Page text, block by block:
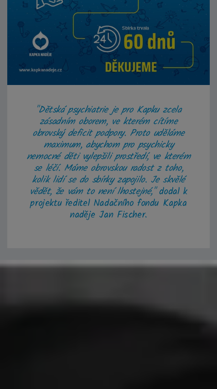
"Dětská psychiatrie je pro Kapku zcela
zásadním oborem, ve kterém cítíme
obrovský deficit podpory. Proto uděláme
maximum, abychom pro psychicky
nemocné děti vylepšili prostředí, ve kterém
se léčí. Máme obrovskou radost z toho,
kolik lidí se do sbírky zapojilo. Je skvělé
vědět, že vám to není lhostejné,"dodal k
projektu ředitel Nadačního fondu Kapka
naděje Jan Fischer.